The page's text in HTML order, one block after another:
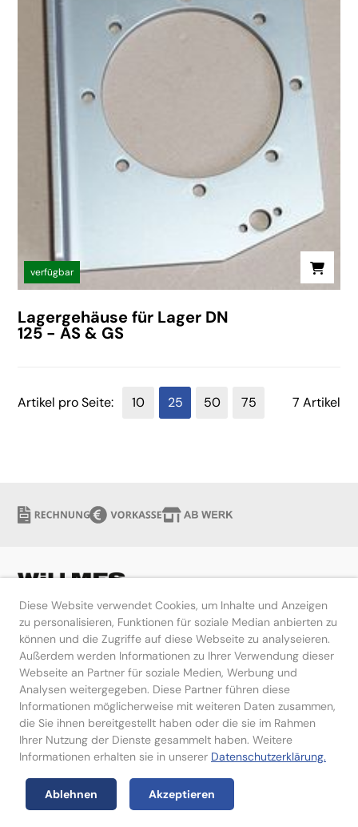
Diese Website verwendet Cookies, um Inhalte und Anzeigen
zu personalisieren, Funktionen für soziale Median anbierten zu
können und die Zugriffe auf diese Webseite zu analyseieren.
Außerdem werden Informationen zu Ihrer Verwendung dieser
Webseite an Partner für soziale Medien, Werbung und
Analysen weitergegeben. Diese Partner führen diese
Informationen möglicherweise mit weiteren Daten zusammen,
die Sie ihnen bereitgestellt haben oder die sie im Rahmen
Ihrer Nutzung der Dienste gesammelt haben. Weitere
Informationen erhalten sie in unserer Datenschutzerklärung.
Ablehnen Akzeptieren
verfügbar
Lagergehäuse für Lager DN
125 - AS & GS
7 Artikel
Artikel pro Seite: 10 25 50 75
Hilfe
Kontakt
Impressum Datenschutzerklärung